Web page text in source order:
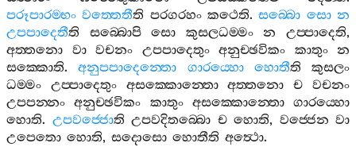
පරූපාරම‍්භං වත‍්තෙතීති පරගරහං කථෙති.සබ‍්බො සො න
උපපාදෙතීති සබ‍්බොපි සො කුසලධම‍්මං න උප‍්පාදෙති,
අත‍්තනො
වා වචනං උපපාදෙතුං අනුච‍්ඡවිකං කාතුං
න
සක‍්කොති.අනුපපාදෙන‍්තො ගාරය‍්හො හොතීති
කුසලං
ධම‍්මං
උප‍්පාදෙතුං අසක‍්කොන‍්තො අත‍්තනො ච
වචනං
උපපන‍්නං අනුච‍්ඡවිකං කාතුං අසක‍්කොන‍්තො ගාරය‍්හො
හොති. උපවජ‍්ජොති උපවදිතබ‍්බො ච හොති, වජ‍්ජෙන වා
උපෙතො හොති, සදොසො හොතීති අත්‍ථො.